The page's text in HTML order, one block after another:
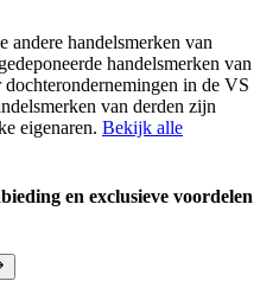
handelsmerken van
handelsmerken van
in de VS
van derden zijn
eigenaren. Bekijk alle
en exclusieve voordelen